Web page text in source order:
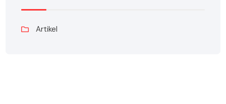
Artikel